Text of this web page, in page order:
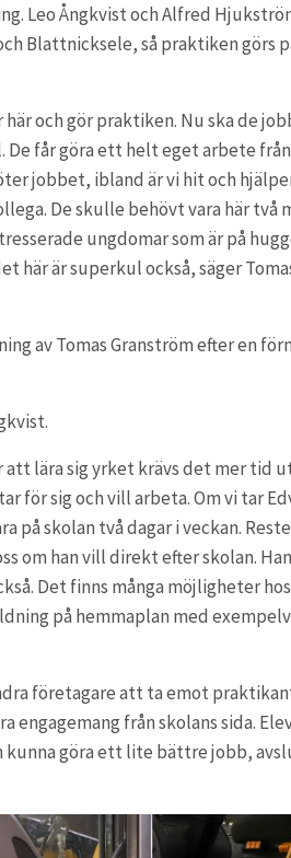
Leo Ångkvist och Alfred
Blattnicksele, så praktiken görs
och gör praktiken. Nu ska de
De får göra ett helt eget arbete
jobbet, ibland är vi hit och
De skulle behövt vara här två
ungdomar som är på
här är superkul också, säger
av Tomas Granström efter en
att lära sig yrket krävs det mer tid
för sig och vill arbeta. Om vi tar
på skolan två dagar i veckan.
om han vill direkt efter skolan.
Det finns många möjligheter hos
på hemmaplan med
företagare att ta emot
engagemang från skolans sida.
kunna göra ett lite bättre jobb,